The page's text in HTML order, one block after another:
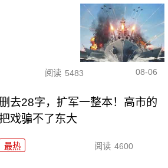
阅读 5483 08-06
去28字，扩军一整本！高市的
戏骗不了东大
最热 阅读 4600